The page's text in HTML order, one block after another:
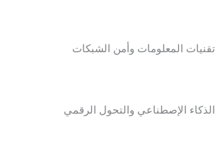
تقنيات المعلومات وأمن الشبكات
الذكاء الإصطناعي والتحول الرقمي